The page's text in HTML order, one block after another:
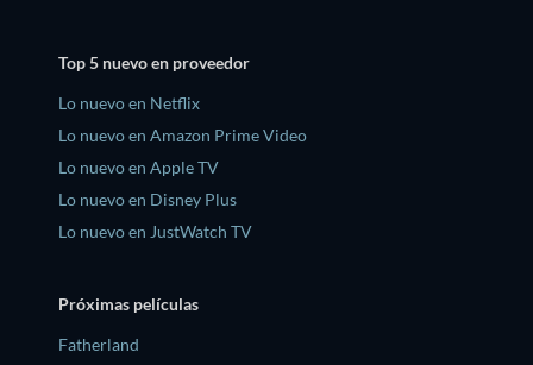
Top 5 nuevo en proveedor
Lo nuevo en Netflix
Lo nuevo en Amazon Prime Video
Lo nuevo en Apple TV
Lo nuevo en Disney Plus
Lo nuevo en JustWatch TV
Próximas películas
Fatherland